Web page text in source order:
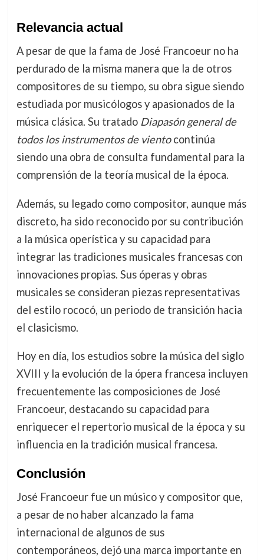
Relevancia actual
A pesar de que la fama de José Francoeur no ha
perdurado de la misma manera que la de otros
compositores de su tiempo, su obra sigue siendo
estudiada por musicólogos y apasionados de la
música clásica. Su tratado Diapasón general de
todos los instrumentos de vientocontinúa
siendo una obra de consulta fundamental para la
comprensión de la teoría musical de la época.
Además, su legado como compositor, aunque más
discreto, ha sido reconocido por su contribución
a la música operística y su capacidad para
integrar las tradiciones musicales francesas con
innovaciones propias. Sus óperas y obras
musicales se consideran piezas representativas
del estilo rococó, un periodo de transición hacia
el clasicismo.
Hoy en día, los estudios sobre la música del siglo
XVIII y la evolución de la ópera francesa incluyen
frecuentemente las composiciones de José
Francoeur, destacando su capacidad para
enriquecer el repertorio musical de la época y su
influencia en la tradición musical francesa.
Conclusión
José Francoeur fue un músico y compositor que,
a pesar de no haber alcanzado la fama
internacional de algunos de sus
contemporáneos, dejó una marca importante en